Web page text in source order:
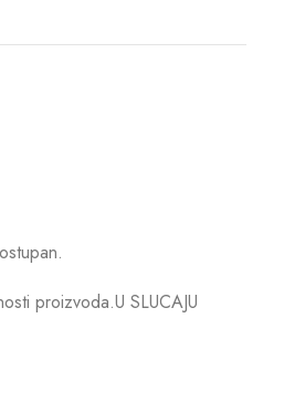
proizvoda.U SLUCAJU